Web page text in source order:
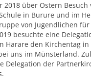
2018 über Ostern
in Burure und im
von Jugendlichen für
besuchte eine
Harare den Kirchentag
uns im Münsterland.
Delegation der